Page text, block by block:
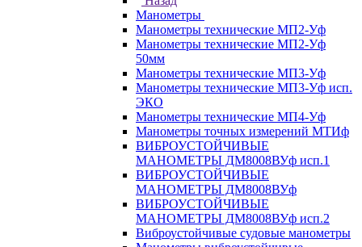
Манометры
Манометры технические МП2-Уф
Манометры технические МП2-Уф
50мм
Манометры технические МП3-Уф
Манометры технические МП3-Уф исп.
ЭКО
Манометры технические МП4-Уф
Манометры точных измерений МТИф
ВИБРОУСТОЙЧИВЫЕ
МАНОМЕТРЫ ДМ8008ВУф исп.1
ВИБРОУСТОЙЧИВЫЕ
МАНОМЕТРЫ ДМ8008ВУф
ВИБРОУСТОЙЧИВЫЕ
МАНОМЕТРЫ ДМ8008ВУф исп.2
Виброустойчивые судовые манометры